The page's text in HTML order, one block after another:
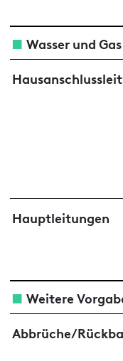
Wasser und Gas
Hauptleitungen
Weitere
Abbrüche/